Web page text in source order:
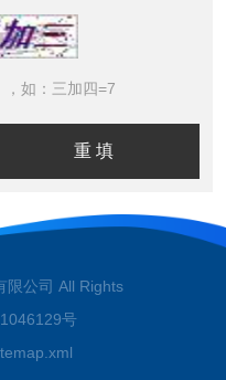
如：三加四=7
限公司 All Rights
号